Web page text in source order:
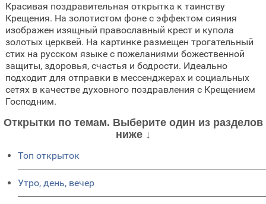
Красивая поздравительная открытка к таинству
Крещения. На золотистом фоне с эффектом сияния
изображен изящный православный крест и купола
золотых церквей. На картинке размещен трогательный
стих на русском языке с пожеланиями божественной
защиты, здоровья, счастья и бодрости. Идеально
подходит для отправки в мессенджерах и социальных
сетях в качестве духовного поздравления с Крещением
Господним.
Открытки по темам. Выберите один из разделов
ниже ↓
Топ открыток
Утро, день, вечер